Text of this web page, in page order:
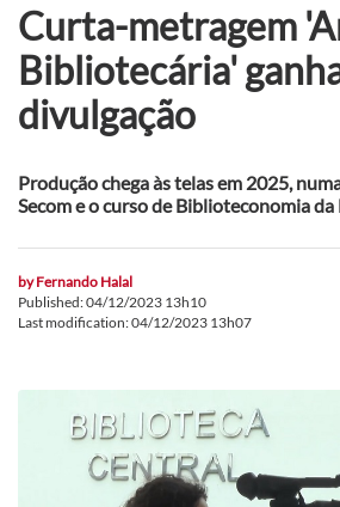
Curta-metragem
Bibliotecária'
divulgação
Produção chega às telas em 2025,
Secom e o curso de Biblioteconomia da
byFernando Halal
Published: 04/12/2023 13h10
Last modification: 04/12/2023 13h07